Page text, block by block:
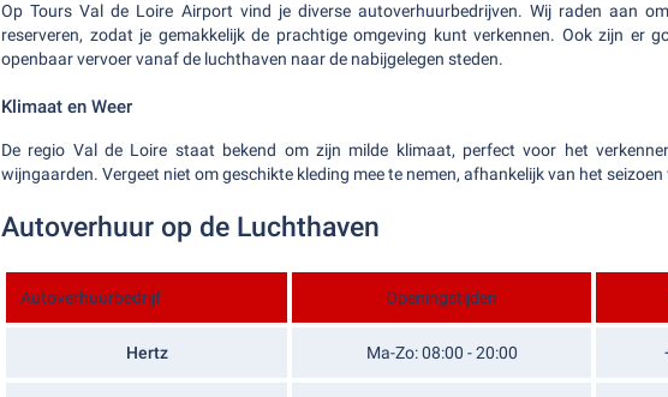
Op Tours Val de Loire Airport vind je diverse autoverhuurbedrijven. Wij raden aan
reserveren, zodat je gemakkelijk de prachtige omgeving kunt verkennen. Ook zijn er
openbaar vervoer vanaf de luchthaven naar de nabijgelegen steden.
Klimaat en Weer
De regio Val de Loire staat bekend om zijn milde klimaat, perfect voor het
wijngaarden. Vergeet niet om geschikte kleding mee te nemen, afhankelijk van het seizoen
Autoverhuur op de Luchthaven
Autoverhuurbedrijf Openingstijden
Hertz Ma-Zo: 08:00 - 20:00